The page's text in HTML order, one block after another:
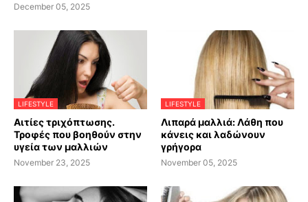
December 05, 2025
LIFESTYLE
Αιτίες τριχόπτωσης.
Τροφές που βοηθούν στην
υγεία των μαλλιών
November 23, 2025
LIFESTYLE
Λιπαρά μαλλιά: Λάθη που
κάνεις και λαδώνουν
γρήγορα
November 05, 2025